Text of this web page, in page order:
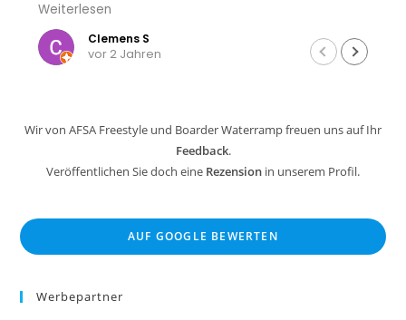
:)
Ein Reisender
vor 3 Jahren
Wir von AFSA Freestyle und Boarder Waterramp freuen uns auf Ihr
Feedback.
Veröffentlichen Sie doch eine Rezension in unserem Profil.
AUF GOOGLE BEWERTEN
Werbepartner